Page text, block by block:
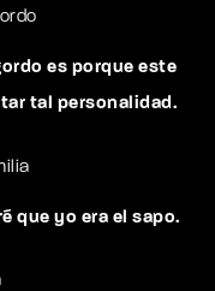
es porque este
tal personalidad.
que yo era el sapo.